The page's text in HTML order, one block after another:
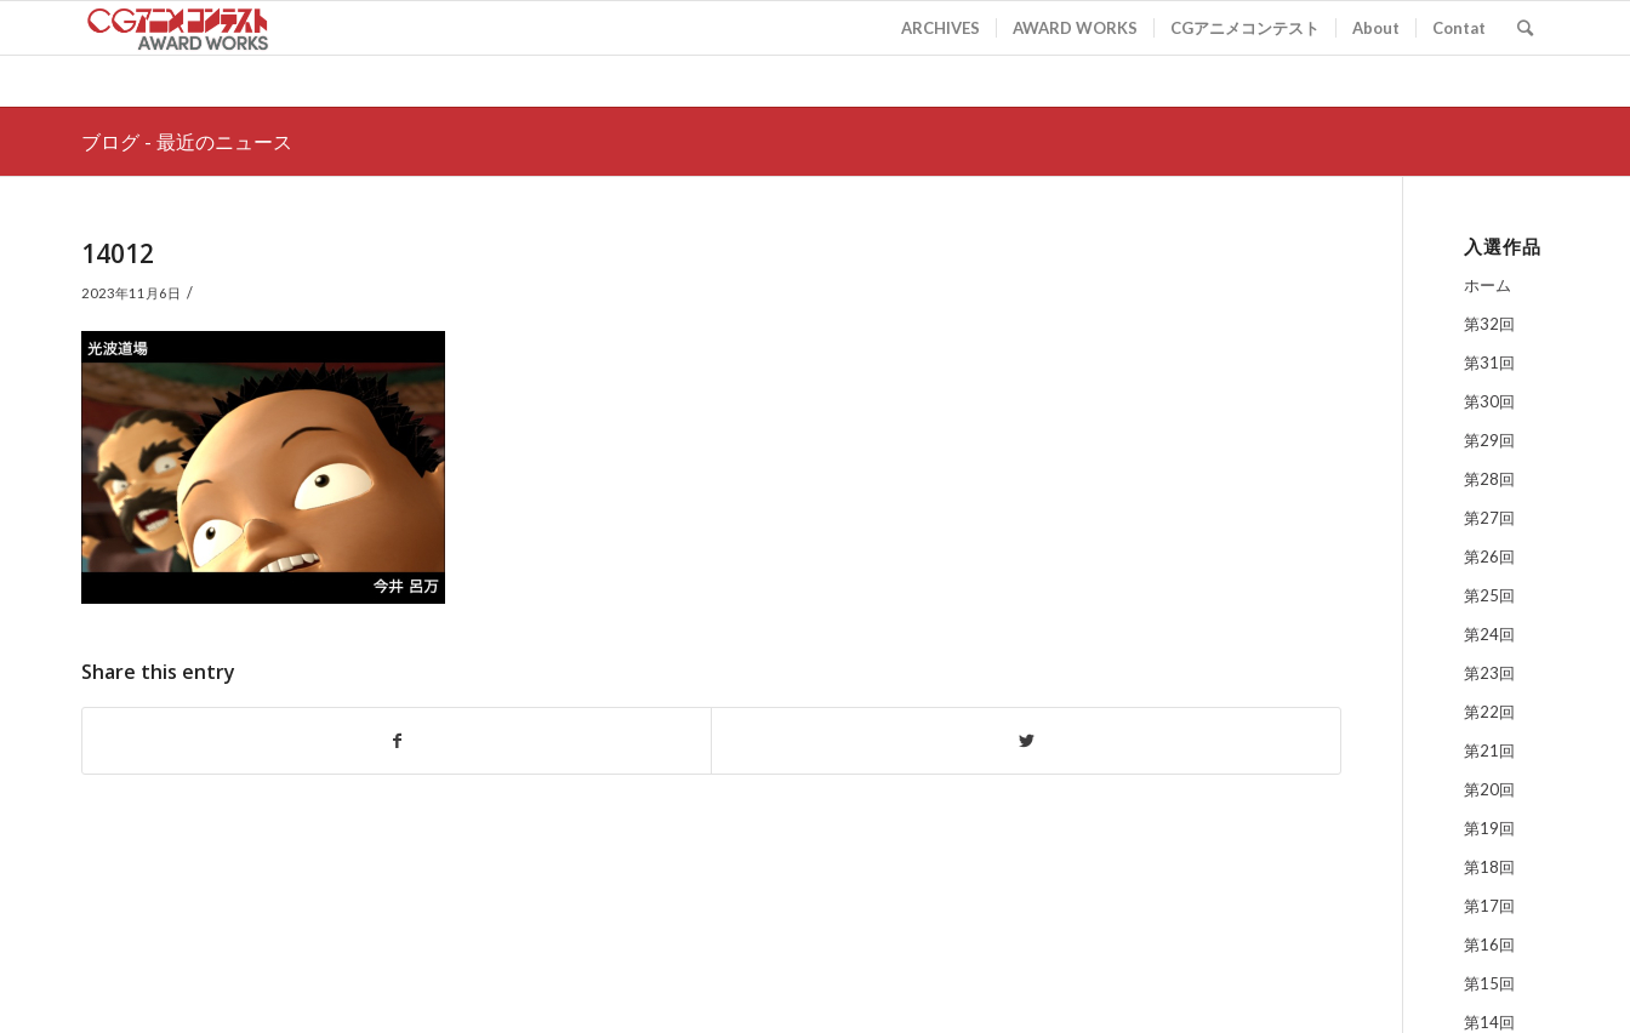
ARCHIVES AWARD WORKS CGアニメコンテスト About Contat
ブログ - 最近のニュース
14012
2023年11月6日 /
Share this entry
入選作品
ホーム
第32回
第31回
第30回
第29回
第28回
第27回
第26回
第25回
第24回
第23回
第22回
第21回
第20回
第19回
第18回
第17回
第16回
第15回
第14回